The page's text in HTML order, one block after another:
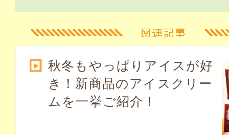
秋冬もやっぱりアイスが好
き！新商品のアイスクリー
ムを一挙ご紹介！